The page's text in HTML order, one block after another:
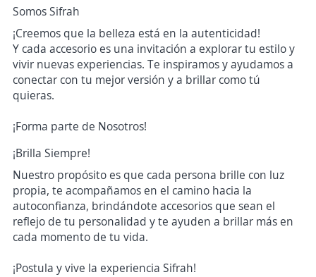
Somos Sifrah
¡Creemos que la belleza está en la autenticidad!
Y cada accesorio es una invitación a explorar tu estilo y
vivir nuevas experiencias. Te inspiramos y ayudamos a
conectar con tu mejor versión y a brillar como tú
quieras.
¡Forma parte de Nosotros!
¡Brilla Siempre!
Nuestro propósito es que cada persona brille con luz
propia, te acompañamos en el camino hacia la
autoconfianza, brindándote accesorios que sean el
reflejo de tu personalidad y te ayuden a brillar más en
cada momento de tu vida.
¡Postula y vive la experiencia Sifrah!